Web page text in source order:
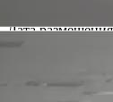
Дата размещения